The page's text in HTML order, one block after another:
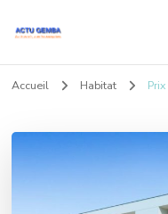
Actu
Accueil Habitat